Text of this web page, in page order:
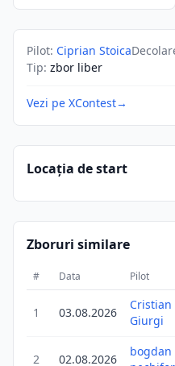
Pilot: Ciprian Stoica
Tip: zbor liber
Vezi pe XContest→
Locația de start
Zboruri similare
# Data Pilot
1 03.08.2026
Cristian
Giurgi
2 02.08.2026
bogdan